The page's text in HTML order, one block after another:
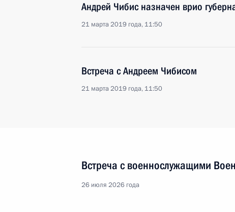
Андрей Чибис назначен врио
21 марта 2019 года, 11:50
Встреча с Андреем Чибисом
21 марта 2019 года, 11:50
Встреча с военнослужащими
26 июля 2026 года